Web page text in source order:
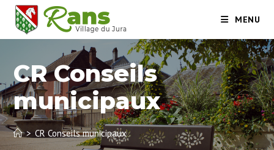
content
MENU
CR Conseils
municipaux
> CR Conseils municipaux